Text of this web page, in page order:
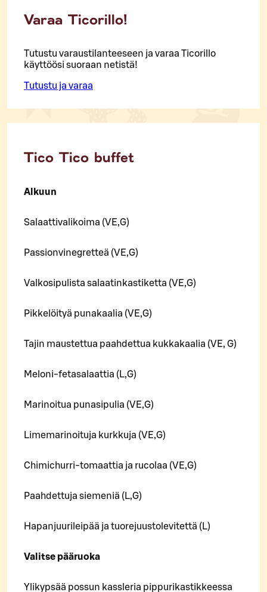
Varaa Ticorillo!
Tutustu varaustilanteeseen ja varaa Ticorillo
käyttöösi suoraan netistä!
Tutustu ja varaa
Tico Tico buffet
Alkuun
Salaattivalikoima (VE,G)
Passionvinegretteä (VE,G)
Valkosipulista salaatinkastiketta (VE,G)
Pikkelöityä punakaalia (VE,G)
Tajin maustettua paahdettua kukkakaalia (VE, G)
Meloni-fetasalaattia (L,G)
Marinoitua punasipulia (VE,G)
Limemarinoituja kurkkuja (VE,G)
Chimichurri-tomaattia ja rucolaa (VE,G)
Paahdettuja siemeniä (L,G)
Hapanjuurileipää ja tuorejuustolevitettä (L)
Valitse pääruoka
Ylikypsää possun kassleria pippurikastikkeessa